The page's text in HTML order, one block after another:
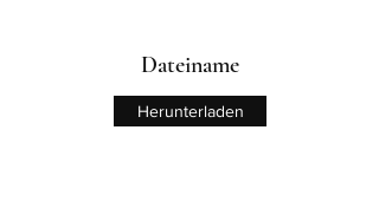
Dateiname
Herunterladen